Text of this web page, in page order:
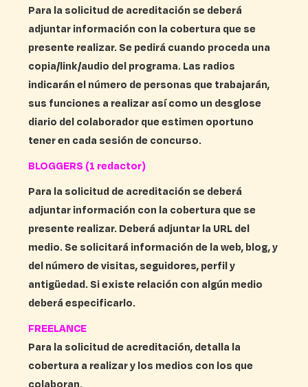
Para la solicitud de acreditación se deberá
adjuntar información con la cobertura que se
presente realizar. Se pedirá cuando proceda una
copia/link/audio del programa. Las radios
indicarán el número de personas que trabajarán,
sus funciones a realizar así como un desglose
diario del colaborador que estimen oportuno
tener en cada sesión de concurso.
BLOGGERS (1 redactor)
Para la solicitud de acreditación se deberá
adjuntar información con la cobertura que se
presente realizar. Deberá adjuntar la URL del
medio. Se solicitará información de la web, blog, y
del número de visitas, seguidores, perfil y
antigüedad. Si existe relación con algún medio
deberá especificarlo.
FREELANCE
Para la solicitud de acreditación, detalla la
cobertura a realizar y los medios con los que